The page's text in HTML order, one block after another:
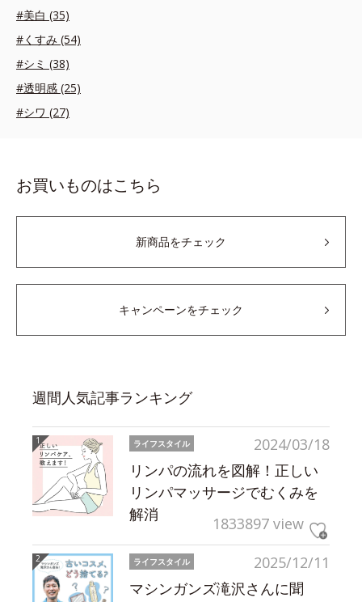
#美白 (35)
#くすみ (54)
#シミ (38)
#透明感 (25)
#シワ (27)
お買いものはこちら
新商品をチェック
キャンペーンをチェック
週間人気記事ランキング
2024/03/18
ライフスタイル
リンパの流れを図解！正しい
リンパマッサージでむくみを
解消
1833897 view
2025/12/11
ライフスタイル
マシンガンズ滝沢さんに聞